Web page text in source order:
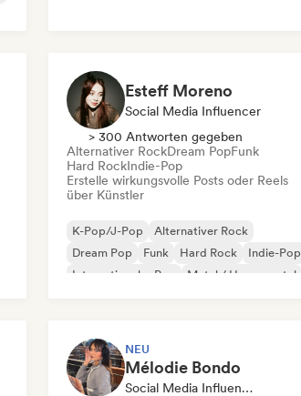
Esteff Moreno
Social Media Influencer
> 300 Antworten gegeben
Alternativer RockDream PopFunk
Hard RockIndie-Pop
Erstelle wirkungsvolle Posts oder Reels
über Künstler
K-Pop/J-Pop
Alternativer Rock
Dream Pop
Funk Hard Rock
Indie-Pop
Internationaler Pop
Metal / Heavy metal
NEU
Mélodie Bondo
Social Media Influencer